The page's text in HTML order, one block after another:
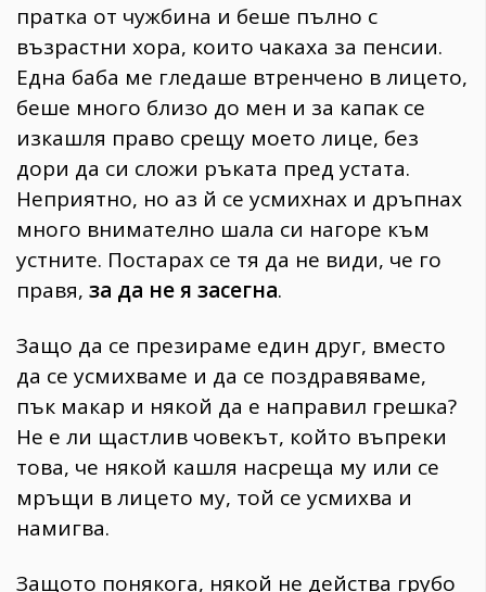
пратка от чужбина и беше пълно с
възрастни хора, които чакаха за пенсии.
Една баба ме гледаше втренчено в лицето,
беше много близо до мен и за капак се
изкашля право срещу моето лице, без
дори да си сложи ръката пред устата.
Неприятно, но аз й се усмихнах и дръпнах
много внимателно шала си нагоре към
устните. Постарах се тя да не види, че го
правя, за да не я засегна.
Защо да се презираме един друг, вместо
да се усмихваме и да се поздравяваме,
пък макар и някой да е направил грешка?
Не е ли щастлив човекът, който въпреки
това, че някой кашля насреща му или се
мръщи в лицето му, той се усмихва и
намигва.
Защото понякога, някой не действа грубо